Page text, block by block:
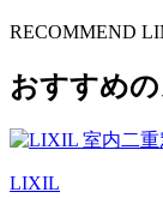
RECOMMEND
おすすめ
LIXIL